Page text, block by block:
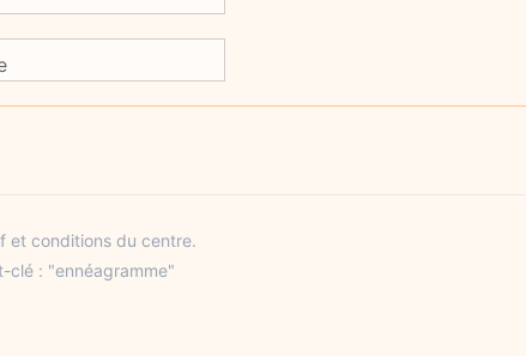
et conditions du centre.
clé : "ennéagramme"